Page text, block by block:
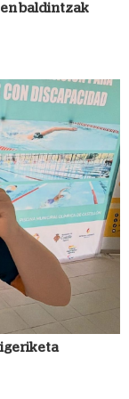
baldintzak
igeriketa